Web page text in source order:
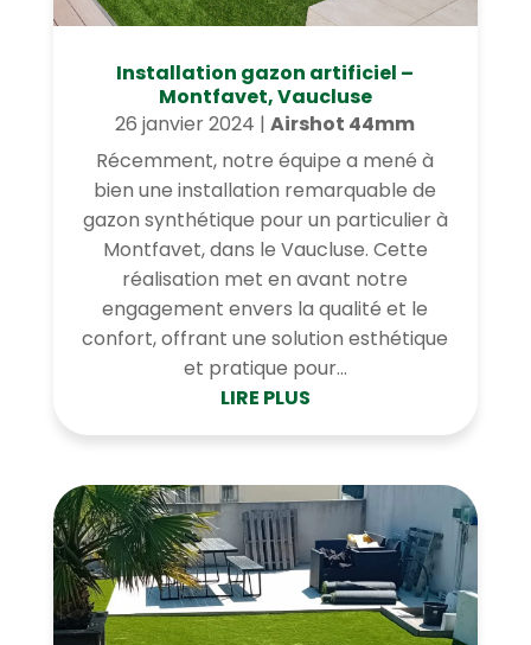
Installation gazon artificiel –
Montfavet, Vaucluse
26 janvier 2024 |Airshot 44mm
Récemment, notre équipe a mené à
bien une installation remarquable de
gazon synthétique pour un particulier à
Montfavet, dans le Vaucluse. Cette
réalisation met en avant notre
engagement envers la qualité et le
confort, offrant une solution esthétique
et pratique pour...
LIRE PLUS